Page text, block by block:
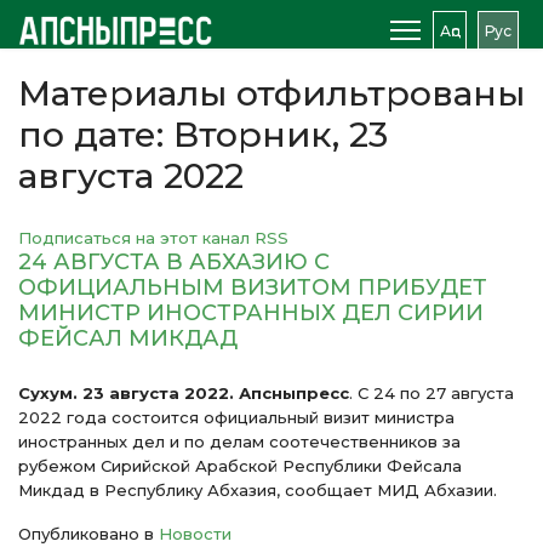
Аԥс Рус
Материалы отфильтрованы
по дате: Вторник, 23
августа 2022
Подписаться на этот канал RSS
24 АВГУСТА В АБХАЗИЮ С
ОФИЦИАЛЬНЫМ ВИЗИТОМ ПРИБУДЕТ
МИНИСТР ИНОСТРАННЫХ ДЕЛ СИРИИ
ФЕЙСАЛ МИКДАД
Сухум. 23 августа 2022. Апсныпресс. С 24 по 27 августа
2022 года состоится официальный визит министра
иностранных дел и по делам соотечественников за
рубежом Сирийской Арабской Республики Фейсала
Микдад в Республику Абхазия, сообщает МИД Абхазии.
Опубликовано в Новости